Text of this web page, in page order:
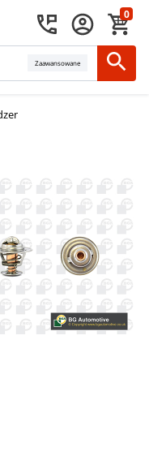
0
Zaawansowane
silnika